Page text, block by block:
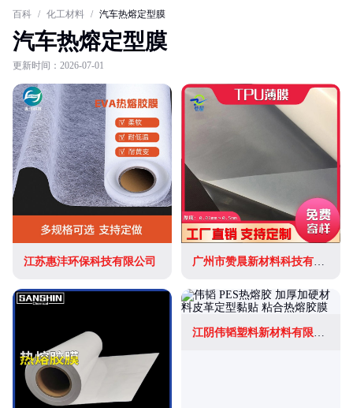
百科 / 化工材料 / 汽车热熔定型膜
汽车热熔定型膜
更新时间：2026-07-01
江苏惠沣环保科技有限公司 广州市赞晨新材料科技有限公司
江阴伟韬塑料新材料有限公司